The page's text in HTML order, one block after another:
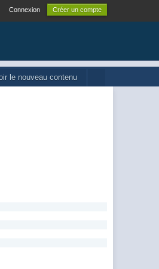
Connexion Créer un compte
le nouveau contenu